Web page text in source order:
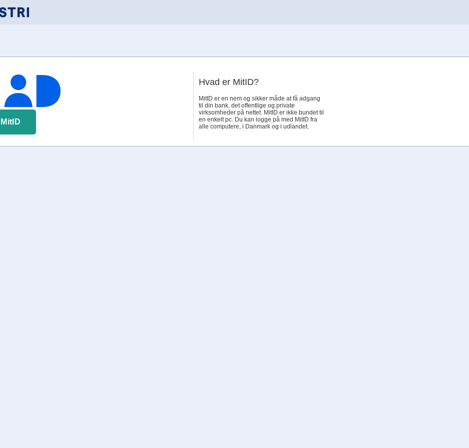
Hvad er MitID?
MitID er en nem og sikker måde at få adgang
til din bank, det offentlige og private
virksomheder på nettet. MitID er ikke bundet til
en enkelt pc. Du kan logge på med MitID fra
alle computere, i Danmark og i udlandet.